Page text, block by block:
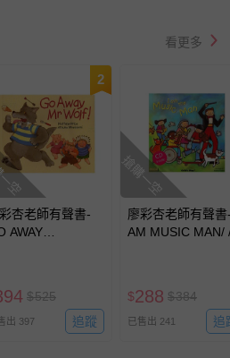
看更多
2
空
杏老師有聲書-
AWAY
$525
出 397 追蹤
搶購一空
廖彩杏老師有聲書
AM MUSIC MAN/
$288 $384
已售出 241 追